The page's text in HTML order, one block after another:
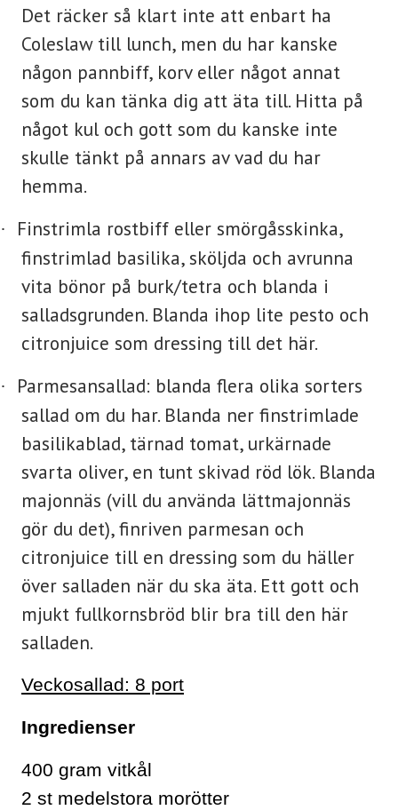
Det räcker så klart inte att enbart ha
Coleslaw till lunch, men du har kanske
någon pannbiff, korv eller något annat
som du kan tänka dig att äta till. Hitta på
något kul och gott som du kanske inte
skulle tänkt på annars av vad du har
hemma.
·
Finstrimla rostbiff eller smörgåsskinka,
finstrimlad basilika, sköljda och avrunna
vita bönor på burk/tetra och blanda i
salladsgrunden. Blanda ihop lite pesto och
citronjuice som dressing till det här.
·
Parmesansallad: blanda flera olika sorters
sallad om du har. Blanda ner finstrimlade
basilikablad, tärnad tomat, urkärnade
svarta oliver, en tunt skivad röd lök. Blanda
majonnäs (vill du använda lättmajonnäs
gör du det), finriven parmesan och
citronjuice till en dressing som du häller
över salladen när du ska äta. Ett gott och
mjukt fullkornsbröd blir bra till den här
salladen.
Veckosallad: 8 port
Ingredienser
400 gram vitkål
2 st medelstora morötter